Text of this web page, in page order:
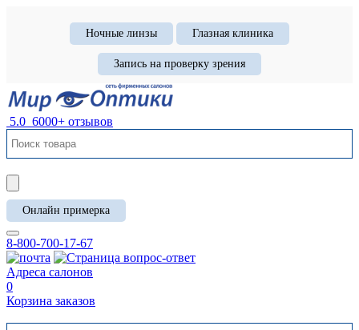
Ночные линзы Глазная клиника
Запись на проверку зрения
5.0 6000+ отзывов
Онлайн примерка
8-800-700-17-67
Адреса салонов
0
Корзина заказов